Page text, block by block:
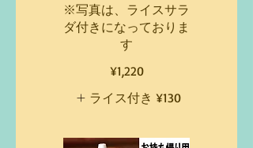
※写真は、ライスサラ
ダ付きになっておりま
す
¥1,220
ライス付き ¥130